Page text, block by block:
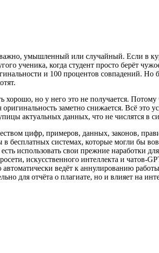
важно, умышленный или случайный. Если в
ученика, когда студент просто берёт
и 100 процентов совпадений. Но
но у него это не получается. Потому
заметно снижается. Всё это
актуальных данных, что не числятся в
цифр, примеров, данных, законов,
бесплатных системах, которые могли бы
использовать свои прежние наработки
искусственного интеллекта и чатов-
ведёт к аннулированию
для отчёта о плагиате, но и влияет на